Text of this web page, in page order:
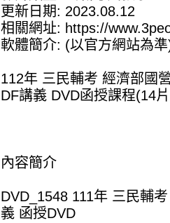
更新日期: 2023.08.12
相關網址: https://
軟體簡介: (以官方網站為
112年 三民輔考 經濟部國
DF講義 DVD函授課程(14
內容簡介
DVD_1548 111年 三民輔
義 函授DVD